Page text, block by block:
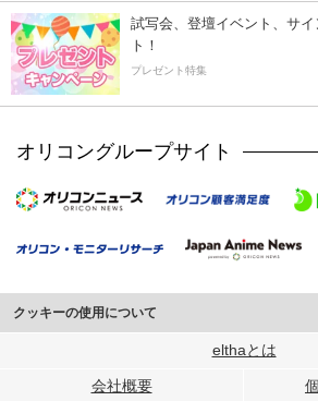
試写会、登壇イベント、サ
ト！
プレゼント特集
オリコングループサイト
クッキーの使用について
このサイトでは Cookie を使用して、ユーザーに合
行っています。
elthaとは
会社概要